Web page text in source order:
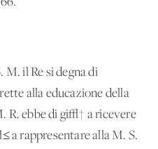
M. il Re si degna di
alla educazione della
R. ebbe di gi√† a ricevere
a rappresentare alla M. S.